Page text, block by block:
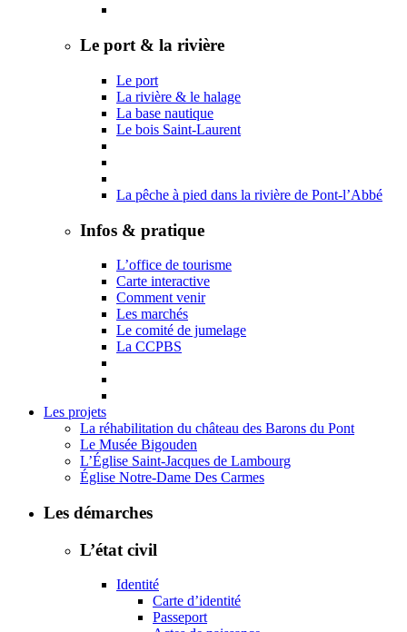
Le port & la rivière
Le port
La rivière & le halage
La base nautique
Le bois Saint-Laurent
La pêche à pied dans la rivière de Pont-l’Abbé
Infos & pratique
L’office de tourisme
Carte interactive
Comment venir
Les marchés
Le comité de jumelage
La CCPBS
Les projets
La réhabilitation du château des Barons du Pont
Le Musée Bigouden
L’Église Saint-Jacques de Lambourg
Église Notre-Dame Des Carmes
Les démarches
L’état civil
Identité
Carte d’identité
Passeport